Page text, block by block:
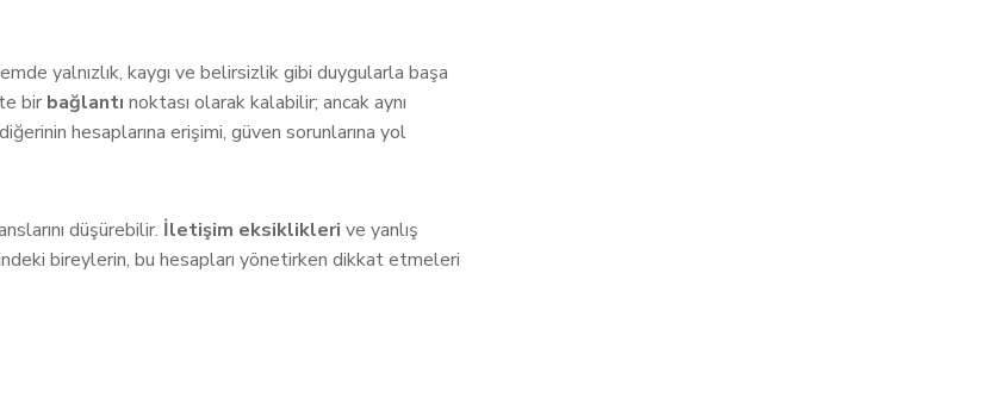
yalnızlık, kaygı ve belirsizlik gibi duygularla başa
bir bağlantı noktası olarak kalabilir; ancak aynı
hesaplarına erişimi, güven sorunlarına yol
düşürebilir. İletişim eksiklikleri ve yanlış
bireylerin, bu hesapları yönetirken dikkat etmeleri